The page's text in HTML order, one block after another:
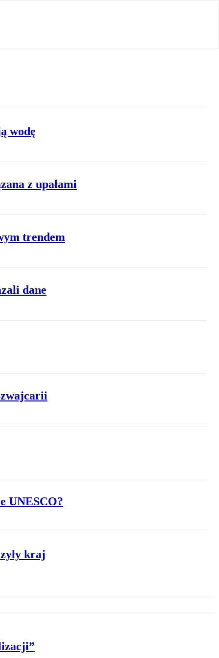
wodę
z upałami
trendem
dane
UNESCO?
kraj